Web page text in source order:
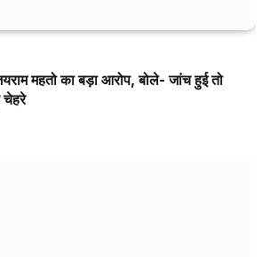
महतो का बड़ा आरोप, बोले- जांच हुई तो
चेहरे